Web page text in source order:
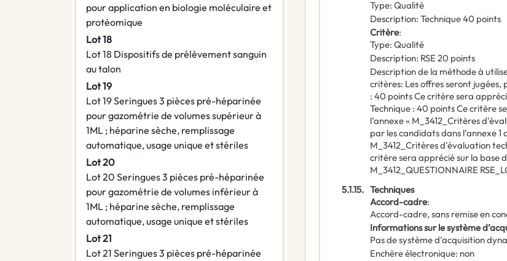
pour application en biologie moléculaire et
protéomique
Lot 18
Lot 18 Dispositifs de prélèvement sanguin
au talon
Lot 19
Lot 19 Seringues 3 pièces pré-héparinée
pour gazométrie de volumes supérieur à
1ML ; héparine sèche, remplissage
automatique, usage unique et stériles
Lot 20
Lot 20 Seringues 3 pièces pré-héparinée
pour gazométrie de volumes inférieur à
1ML ; héparine sèche, remplissage
automatique, usage unique et stériles
Lot 21
Lot 21 Seringues 3 pièces pré-héparinée
Type: Qualité
Description: Technique 40 points
Critère:
Type: Qualité
Description: RSE 20 points
Description de la méthode à
critères: Les offres seront jugées,
: 40 points Ce critère sera
Technique : 40 points Ce critère
l’annexe « M_3412_Critères
par les candidats dans l’annexe
M_3412_Critères d'évaluation
critère sera apprécié sur la base
M_3412_QUESTIONNAIRE
5.1.15. Techniques
Accord-cadre:
Accord-cadre, sans remise en
Informations sur le système
Pas de système d’acquisition
Enchère électronique: non